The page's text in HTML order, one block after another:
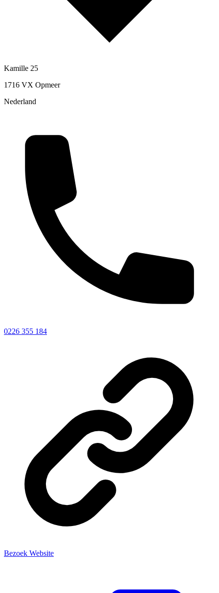
Kamille 25
1716 VX Opmeer
Nederland
0226 355 184
Bezoek Website